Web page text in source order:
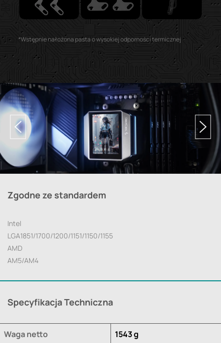
*Wstępnie nałożona pasta o wysokiej odporności termicznej
Zgodne ze standardem
Intel
LGA1851/1700/1200/1151/1150/1155
AMD
AM5/AM4
Specyfikacja Techniczna
Waga netto 1543 g